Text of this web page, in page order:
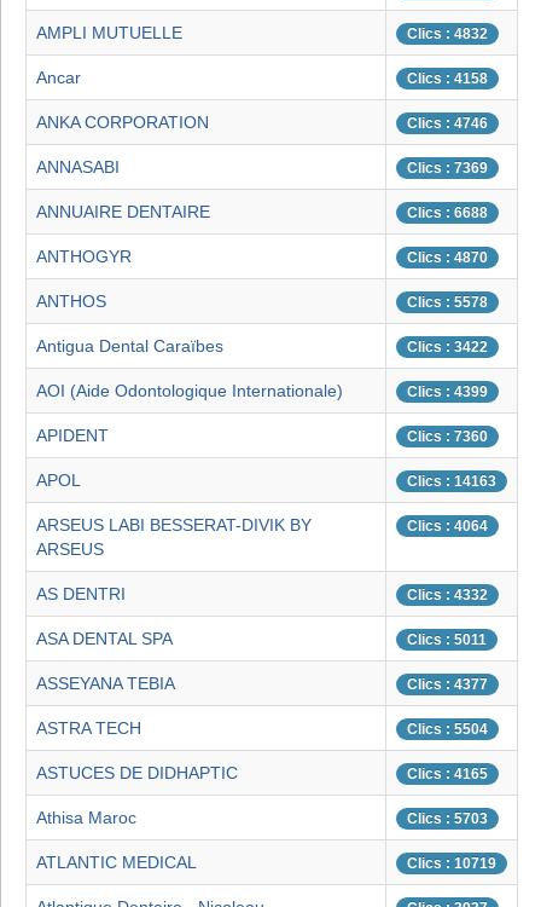
AMPLI MUTUELLE Clics : 4832
Ancar Clics : 4158
ANKA CORPORATION Clics : 4746
ANNASABI Clics : 7369
ANNUAIRE DENTAIRE Clics : 6688
ANTHOGYR Clics : 4870
ANTHOS Clics : 5578
Antigua Dental Caraïbes Clics : 3422
AOI (Aide Odontologique Internationale) Clics : 4399
APIDENT Clics : 7360
APOL Clics : 14163
ARSEUS LABI BESSERAT-DIVIK BY
ARSEUS
Clics : 4064
AS DENTRI Clics : 4332
ASA DENTAL SPA Clics : 5011
ASSEYANA TEBIA Clics : 4377
ASTRA TECH Clics : 5504
ASTUCES DE DIDHAPTIC Clics : 4165
Athisa Maroc Clics : 5703
ATLANTIC MEDICAL Clics : 10719